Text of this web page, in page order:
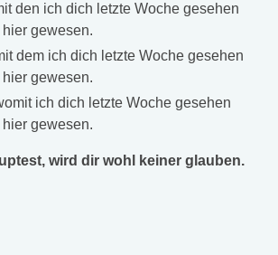
den ich dich letzte Woche gesehen
gewesen.
dem ich dich letzte Woche gesehen
gewesen.
ich dich letzte Woche gesehen
gewesen.
wird dir wohl keiner glauben.